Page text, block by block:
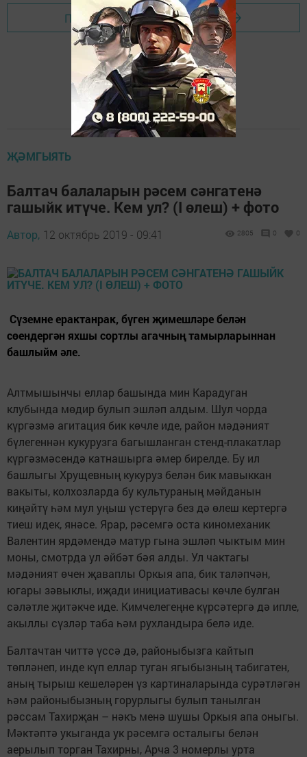
Перейти на страницу новости
ҖӘМГЫЯТЬ
Балтач балаларын рәсем сәнгатенә
гашыйк итүче. Кем ул? (I өлеш) + фото
Автор, 12 октябрь 2019 - 09:41 2805 0 0
Сүземне ерактанрак, бүген җимешләре белән
сөендергән яхшы сортлы агачның тамырларыннан
башлыйм әле.
Алтмышынчы еллар башында мин Карадуган
клубында мөдир булып эшләп алдым. Шул чорда
күргәзмә агитация бик көчле иде, район мәдәният
бүлегеннән кукурузга багышланган стенд-плакатлар
күргәзмәсендә катнашырга әмер бирелде. Бу ил
башлыгы Хрущевның кукуруз белән бик мавыккан
вакыты, колхозларда бу культураның мәйданын
киңәйтү һәм мул уңыш үстерүгә без дә өлеш кертергә
тиеш идек, янәсе. Ярар, рәсемгә оста киномеханик
Валентин ярдәмендә матур гына эшләп чыктым мин
моны, смотрда ул әйбәт бәя алды. Ул чактагы
мәдәният өчен җаваплы Оркыя апа, бик таләпчән,
югары зәвыклы, иҗади инициативасы көчле булган
сәләтле җитәкче иде. Кимчелегеңне күрсәтергә дә ипле,
акыллы сүзләр таба һәм рухландыра белә иде.
Балтачтан читтә үссә дә, районыбызга кайтып
төпләнеп, инде күп еллар туган ягыбызның табигатен,
аның тырыш кешеләрен үз картиналарында сурәтләгән
һәм районыбызның горурлыгы булып танылган
рәссам Тахирҗан – нәкъ менә шушы Оркыя апа оныгы.
Мәктәптә укыганда ук рәсемгә осталыгы белән
аерылып торган Тахирны, Арча 3 номерлы урта